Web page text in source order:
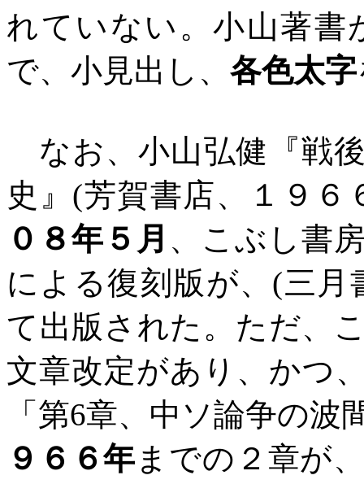
れていない。小山著書
で、小見出し、 各色太字
なお、小山弘健『戦
史』 (芳賀書店、１９６
０８年５月 、こぶし書
による復刻版が、 (三月
て出版された。ただ、
文章改定があり、かつ
「第6章、中ソ論争の波
９６６年までの２章が